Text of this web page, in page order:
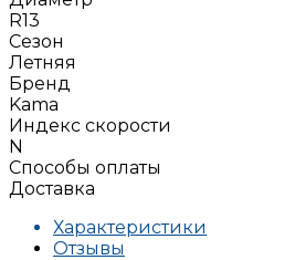
R13
Сезон
Летняя
Бренд
Kama
Индекс скорости
N
Способы оплаты
Доставка
Характеристики
Отзывы